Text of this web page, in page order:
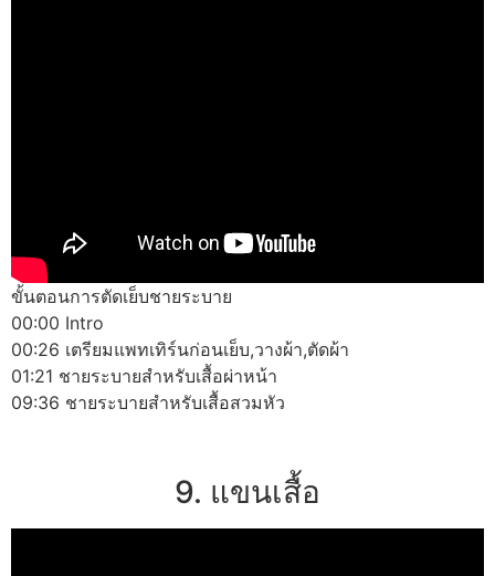
ขั้นตอนการตัดเย็บชายระบาย
00:00 Intro
00:26 เตรียมแพทเทิร์นก่อนเย็บ,วางผ้า,ตัดผ้า
01:21 ชายระบายสำหรับเสื้อผ่าหน้า
09:36 ชายระบายสำหรับเสื้อสวมหัว
9. แขนเสื้อ